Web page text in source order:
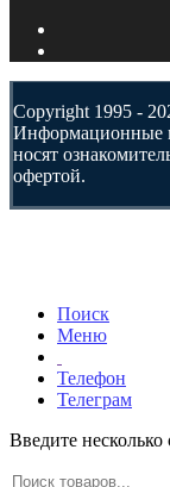
Copyright 1995 -
Информационные
носят
офертой.
Поиск
Меню
Телефон
Телеграм
Введите несколько